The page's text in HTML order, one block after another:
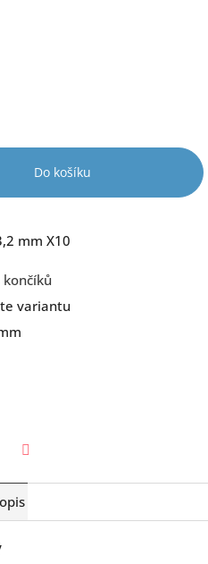
Do košíku
mm X10
končíků
variantu